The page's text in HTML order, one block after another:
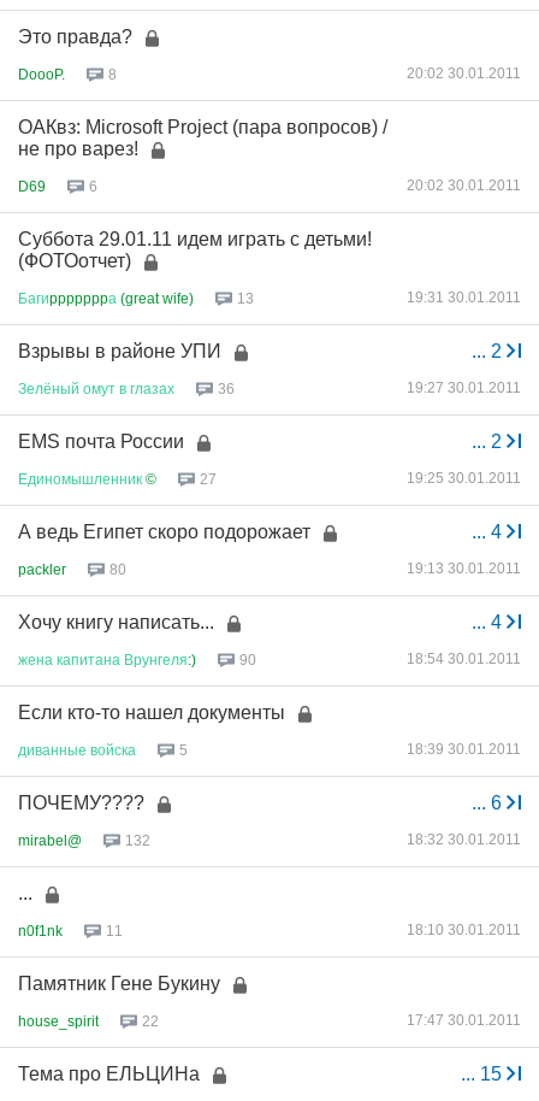
Это правда?
DoooP. 8 20:02 30.01.2011
ОАКвз: Microsoft Project (пара вопросов) /
не про варез!
D69 6 20:02 30.01.2011
Суббота 29.01.11 идем играть с детьми!
(ФОТОотчет)
Багиpppppppа (great wife) 13 19:31 30.01.2011
... 2
Взрывы в районе УПИ
Зелёный омут в глазах 36 19:27 30.01.2011
... 2
EMS почта России
Единомышленник © 27 19:25 30.01.2011
... 4
А ведь Египет скоро подорожает
packler 80 19:13 30.01.2011
... 4
Хочу книгу написать...
жена капитана Врунгеля:) 90 18:54 30.01.2011
Если кто-то нашел документы
диванные войска 5 18:39 30.01.2011
... 6
ПОЧЕМУ????
mirabel@ 132 18:32 30.01.2011
...
n0f1nk 11 18:10 30.01.2011
Памятник Гене Букину
house_spirit 22 17:47 30.01.2011
... 15
Тема про ЕЛЬЦИНа